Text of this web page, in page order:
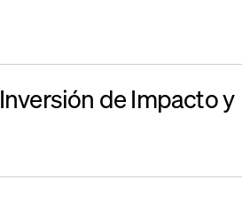
de Impacto y